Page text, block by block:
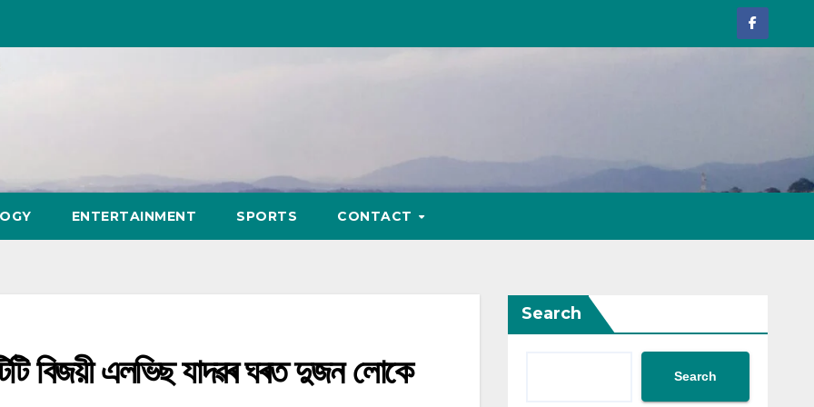
ENTERTAINMENT SPORTS CONTACT
বিজয়ী এলভিছ যাদৱৰ ঘৰত দুজন লোকে
Search
Search